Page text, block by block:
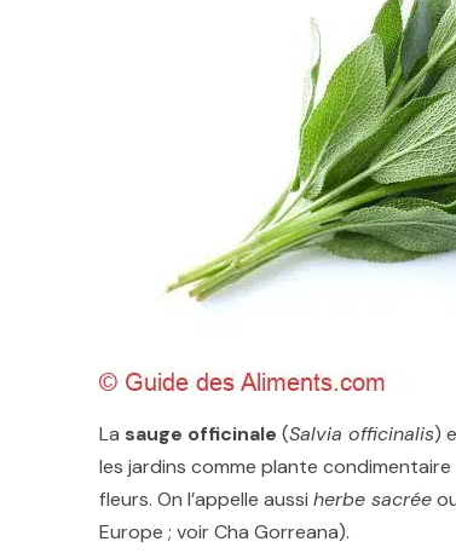
La sauge officinale (Salvia officinalis)
les jardins comme plante
fleurs. On l’appelle aussi herbe sacrée
Europe ; voir Cha Gorreana).